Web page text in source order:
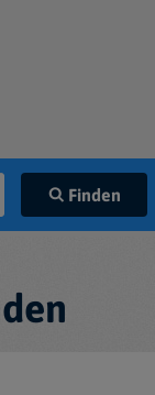
Finden